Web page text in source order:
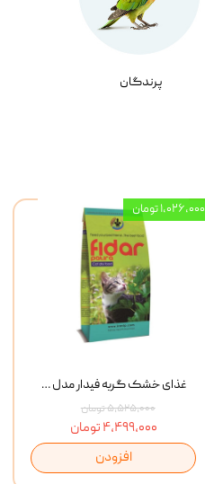
پرندگان
غذای خشک گربه فیدار مدل Adult وزن 10 کیلوگرم
۵,۵۲۵,۰۰۰ تومان
۴,۴۹۹,۰۰۰ تومان
افزودن
۱,۰۲۶,۰۰۰ تومان